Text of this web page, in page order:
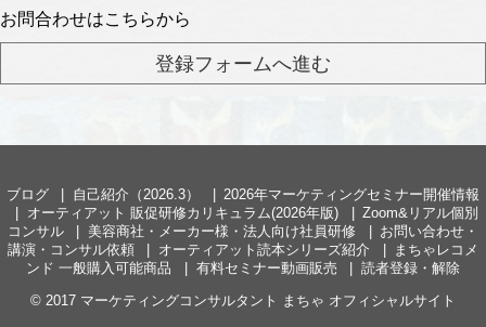
お問合わせはこちらから
ブログ 自己紹介（2026.3）
2026年マーケティングセミナー開催情報
オーティアット 販促研修カリキュラム(2026年版)
Zoom&リアル個別
コンサル
美容商社・メーカー様・法人向け社員研修
お問い合わせ・
講演・コンサル依頼
オーティアット読本シリーズ紹介
まちゃレコメ
ンド 一般購入可能商品
有料セミナー動画販売
読者登録・解除
© 2017 マーケティングコンサルタント まちゃ オフィシャルサイト